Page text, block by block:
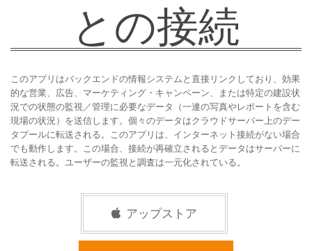
との接続
このアプリはバックエンドの情報システムと直接リンクしており、効果
的な営業、広告、マーケティング・キャンペーン、または特定の建設状
況での状態の監視／管理に必要なデータ（一連の写真やレポートを含む
現場の状況）を送信します。個々のデータはクラウドサーバー上のデー
タプールに転送される。このアプリは、インターネット接続がない場合
でも動作します。この場合、接続が再確立されるとデータはサーバーに
転送される。ユーザーの監視と調査は一元化されている。
アップストア